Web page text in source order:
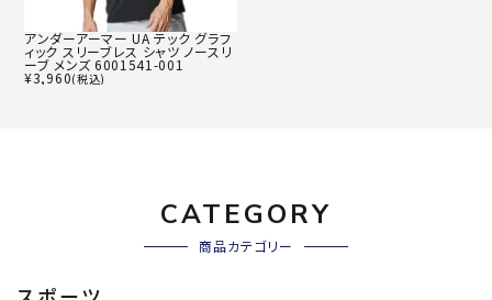
アンダーアーマー UA テック グラフ
ィック スリーブレス シャツ ノースリ
ーブ メンズ 6001541-001
¥3,960(税込)
CATEGORY
商品カテゴリー